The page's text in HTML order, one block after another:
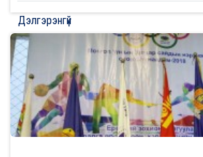
Дэлгэрэнгүй